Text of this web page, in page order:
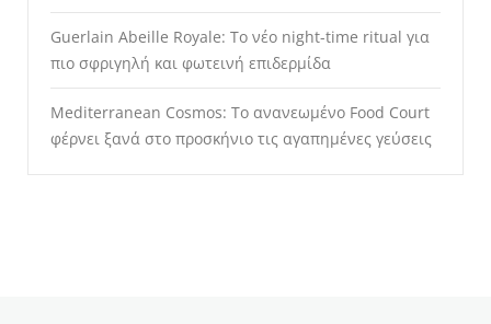
Guerlain Abeille Royale: Το νέο night-time ritual για
πιο σφριγηλή και φωτεινή επιδερμίδα
Mediterranean Cosmos: Το ανανεωμένο Food Court
φέρνει ξανά στο προσκήνιο τις αγαπημένες γεύσεις